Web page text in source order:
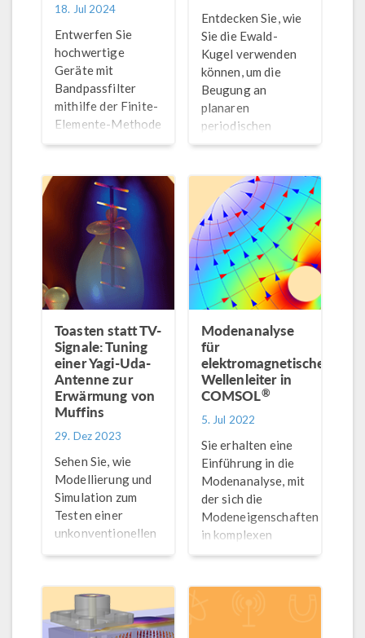
18. Jul 2024
Entwerfen Sie
hochwertige
Geräte mit
Bandpassfilter
mithilfe der Finite-
Elemente-Methode
im
Hier finden Sie
einige Methoden,
mit denen Sie den
Modellierungsprozess
beschleunigen
können.
Entdecken Sie, wie
Sie die Ewald-
Kugel verwenden
können, um die
Beugung an
planaren
periodischen
Strukturen zu
(Interagieren Sie
direkt mit dem
Modell, um ein
vollständiges Bild
zu erhalten!)
Toasten statt TV-
Signale: Tuning
einer Yagi-Uda-
Antenne zur
Erwärmung von
Muffins
29. Dez 2023
Sehen Sie, wie
Modellierung und
Simulation zum
Testen einer
unkonventionellen
können. Hier
untersuchen wir,
wie sich eine Yagi-
Modenanalyse
für
elektromagnetische
Wellenleiter in
COMSOL®
5. Jul 2022
Sie erhalten eine
Einführung in die
Modenanalyse, mit
der sich die
Modeneigenschaften
in komplexen
Wellenleiterstrukturen
lassen.